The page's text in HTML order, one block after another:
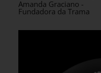
Amanda Graciano -
Fundadora da Trama